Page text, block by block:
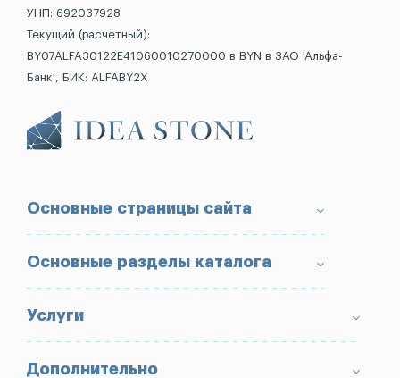
УНП: 692037928
Текущий (расчетный):
BY07ALFA30122E41060010270000 в BYN в ЗАО 'Альфа-
Банк', БИК: ALFABY2X
Основные страницы сайта
О компании
Доставка и оплата
Условия возврата товара
Портфолио
Вопрос-Ответ
Основные разделы каталога
Памятники
Ограды
Надгробные плиты
Услуги
Благоустройство могил
Дополнительно